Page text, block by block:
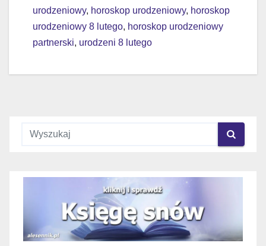
urodzeniowy, horoskop urodzeniowy, horoskop
urodzeniowy 8 lutego, horoskop urodzeniowy
partnerski, urodzeni 8 lutego